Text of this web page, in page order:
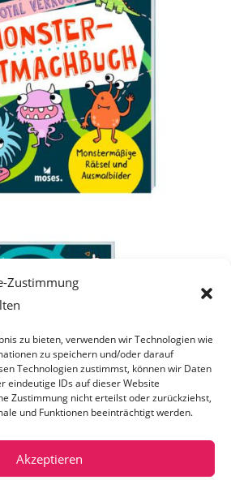
Zustimmung
zu bieten, verwenden wir Technologien wie
zu speichern und/oder darauf
Technologien zustimmst, können wir Daten
eindeutige IDs auf dieser Website
Zustimmung nicht erteilst oder zurückziehst,
und Funktionen beeinträchtigt werden.
Akzeptieren